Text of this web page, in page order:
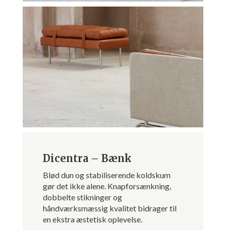
Dicentra – Bænk
Blød dun og stabiliserende koldskum
gør det ikke alene. Knapforsænkning,
dobbelte stikninger og
håndværksmæssig kvalitet bidrager til
en ekstra æstetisk oplevelse.